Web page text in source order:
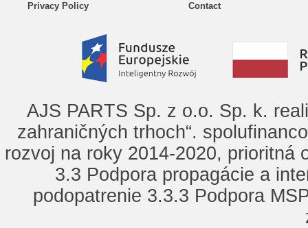
Privacy Policy Contact
AJS PARTS Sp. z o.o. Sp. k.
zahraničných trhoch“.
rozvoj na roky 2014-2020, prioritná
3.3 Podpora propagácie a
podopatrenie 3.3.3 Podpora